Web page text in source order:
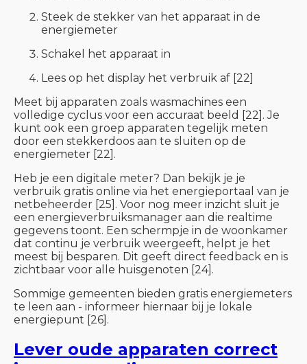
Steek de stekker van het apparaat in de
energiemeter
Schakel het apparaat in
Lees op het display het verbruik af [22]
Meet bij apparaten zoals wasmachines een
volledige cyclus voor een accuraat beeld [22]. Je
kunt ook een groep apparaten tegelijk meten
door een stekkerdoos aan te sluiten op de
energiemeter [22].
Heb je een digitale meter? Dan bekijk je je
verbruik gratis online via het energieportaal van je
netbeheerder [25]. Voor nog meer inzicht sluit je
een energieverbruiksmanager aan die realtime
gegevens toont. Een schermpje in de woonkamer
dat continu je verbruik weergeeft, helpt je het
meest bij besparen. Dit geeft direct feedback en is
zichtbaar voor alle huisgenoten [24].
Sommige gemeenten bieden gratis energiemeters
te leen aan - informeer hiernaar bij je lokale
energiepunt [26].
Lever oude apparaten correct